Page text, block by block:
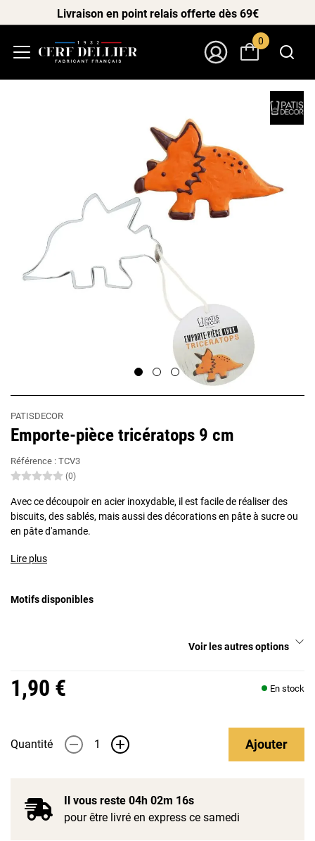
Livraison en point relais offerte dès 69€
0
PATISDECOR
Emporte-pièce tricératops 9 cm
Référence : TCV3
(0)
Avec ce découpoir en acier inoxydable, il est facile de réaliser des
biscuits, des sablés, mais aussi des décorations en pâte à sucre ou
en pâte d'amande.
Lire plus
Motifs disponibles
Voir les autres options
1,90 € En stock
Quantité - + Ajouter
Il vous reste 04h 02m 16s
pour être livré en express ce samedi